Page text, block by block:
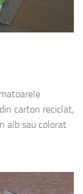
carton reciclat,
alb sau colorat